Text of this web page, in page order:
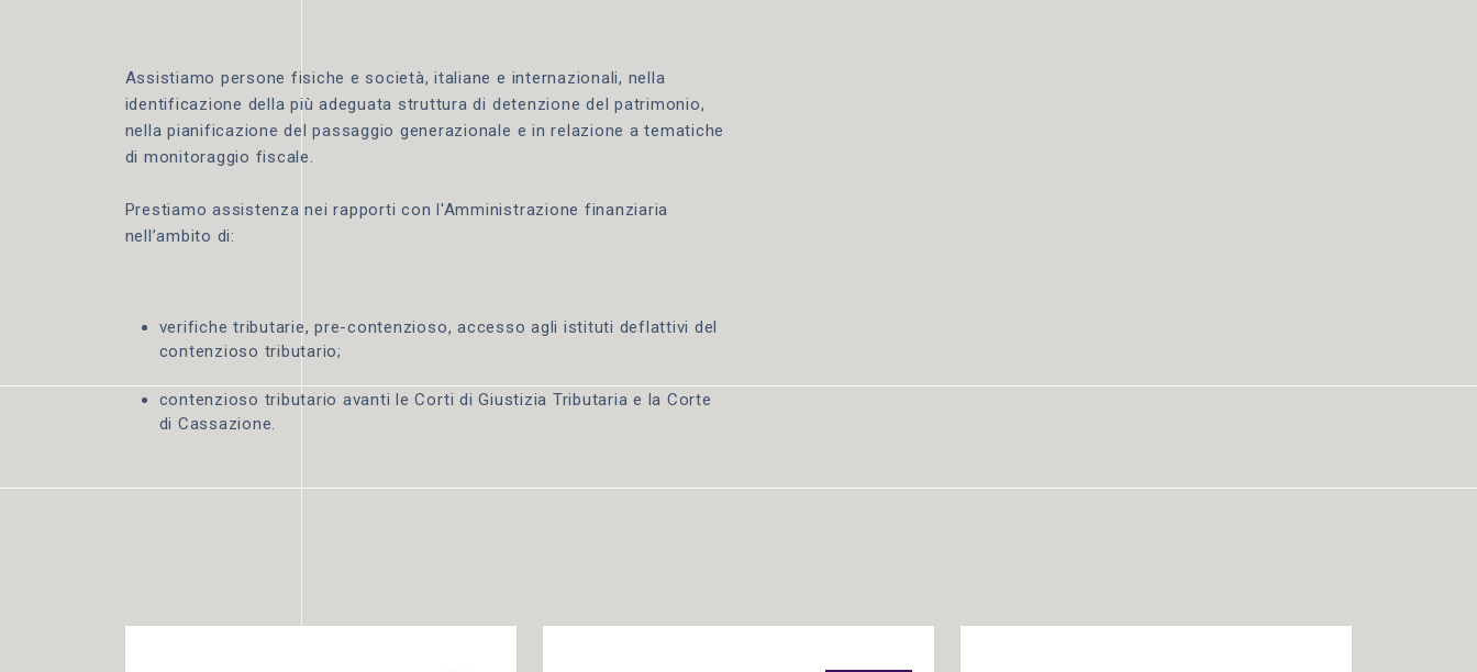
Assistiamo persone fisiche e società, italiane e internazionali, nella
identificazione della più adeguata struttura di detenzione del patrimonio,
nella pianificazione del passaggio generazionale e in relazione a tematiche
di monitoraggio fiscale.
Prestiamo assistenza nei rapporti con l'Amministrazione finanziaria
nell’ambito di:
verifiche tributarie, pre-contenzioso, accesso agli istituti deflattivi del
contenzioso tributario;
contenzioso tributario avanti le Corti di Giustizia Tributaria e la Corte
di Cassazione.